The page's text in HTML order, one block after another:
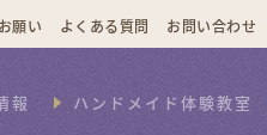
願い よくある質問 お問い合わせ
報 ハンドメイド体験教室